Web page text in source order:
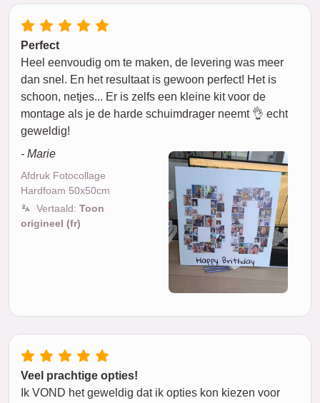
Perfect
Heel eenvoudig om te maken, de levering was meer
dan snel. En het resultaat is gewoon perfect! Het is
schoon, netjes... Er is zelfs een kleine kit voor de
montage als je de harde schuimdrager neemt 👌 echt
geweldig!
- Marie
Afdruk Fotocollage
Hardfoam 50x50cm
Vertaald: Toon
origineel (fr)
Veel prachtige opties!
Ik VOND het geweldig dat ik opties kon kiezen voor